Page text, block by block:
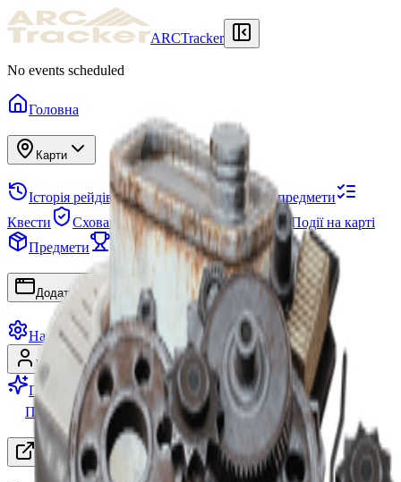
ARCTracker
No events scheduled
Головна
Карти
Історія рейдів Схованка
Необхідні предмети
Квести
Схованка Проєкти Загони
Події на карті
Предмети
Сезони Дерево навичок
Додатки
Налаштування
Увійти Зареєструватися
Перейти на Premium
Пошук групи
Ресурси